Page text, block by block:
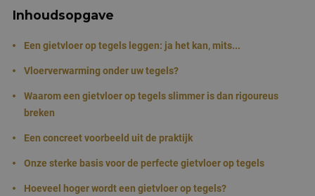
Inhoudsopgave
Een gietvloer op tegels leggen: ja het kan, mits...
Vloerverwarming onder uw tegels?
Waarom een gietvloer op tegels slimmer is dan rigoureus
breken
Een concreet voorbeeld uit de praktijk
Onze sterke basis voor de perfecte gietvloer op tegels
Hoeveel hoger wordt een gietvloer op tegels?